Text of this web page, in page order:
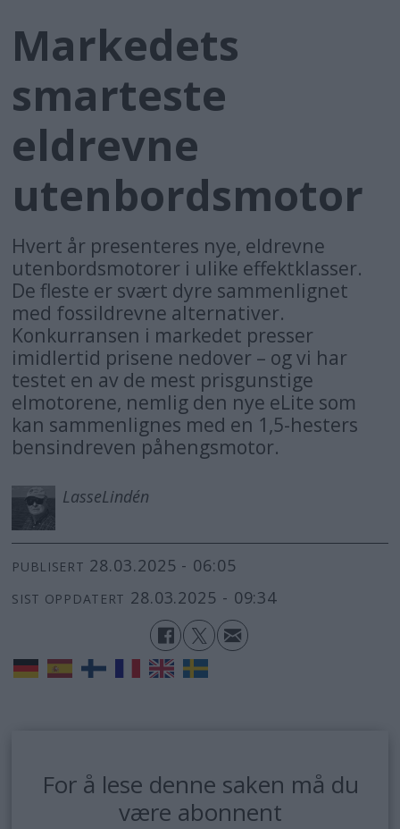
Markedets
smarteste
eldrevne
utenbordsmotor
Hvert år presenteres nye, eldrevne
utenbordsmotorer i ulike effektklasser.
De fleste er svært dyre sammenlignet
med fossildrevne alternativer.
Konkurransen i markedet presser
imidlertid prisene nedover – og vi har
testet en av de mest prisgunstige
elmotorene, nemlig den nye eLite som
kan sammenlignes med en 1,5-hesters
bensindreven påhengsmotor.
LasseLindén
PUBLISERT 28.03.2025 - 06:05
SIST OPPDATERT 28.03.2025 - 09:34
For å lese denne saken må du
være abonnent